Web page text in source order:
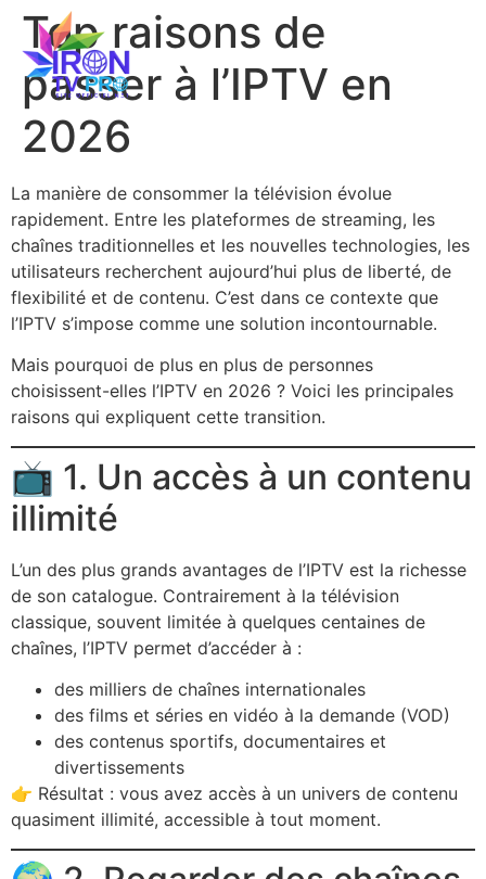
Top raisons de
passer à l’IPTV en
2026
La manière de consommer la télévision évolue
rapidement. Entre les plateformes de streaming, les
chaînes traditionnelles et les nouvelles technologies, les
utilisateurs recherchent aujourd’hui plus de liberté, de
flexibilité et de contenu. C’est dans ce contexte que
l’IPTV s’impose comme une solution incontournable.
Mais pourquoi de plus en plus de personnes
choisissent-elles l’IPTV en 2026 ? Voici les principales
raisons qui expliquent cette transition.
📺 1. Un accès à un contenu
illimité
L’un des plus grands avantages de l’IPTV est la richesse
de son catalogue. Contrairement à la télévision
classique, souvent limitée à quelques centaines de
chaînes, l’IPTV permet d’accéder à :
des milliers de chaînes internationales
des films et séries en vidéo à la demande (VOD)
des contenus sportifs, documentaires et
divertissements
👉 Résultat : vous avez accès à un univers de contenu
quasiment illimité, accessible à tout moment.
⚠️Vous êtes sur le seul site officiel IRON TV PRO
Ignorez les copies et ne payez qu’en passant par notre
paiement sécurisé
Compris !